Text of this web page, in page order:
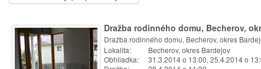
Dražba rodinného domu, Becherov,
Dražba rodinného domu, Becherov, okres
Lokalita:
Becherov, okres Bardejov
Obhliadka:
31.3.2014 o 13:00, 25.4.2014 o